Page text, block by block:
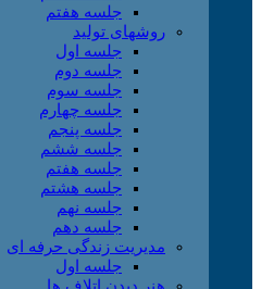
جلسه هفتم
روشهای تولید
جلسه اول
جلسه دوم
جلسه سوم
جلسه چهارم
جلسه پنجم
جلسه ششم
جلسه هفتم
جلسه هشتم
جلسه نهم
جلسه دهم
مدیریت زندگی حرفه ای
جلسه اول